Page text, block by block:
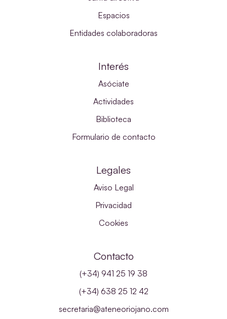
Espacios
Entidades colaboradoras
Interés
Asóciate
Actividades
Biblioteca
Formulario de contacto
Legales
Aviso Legal
Privacidad
Cookies
Contacto
(+34) 941 25 19 38
(+34) 638 25 12 42
secretaria@ateneoriojano.com